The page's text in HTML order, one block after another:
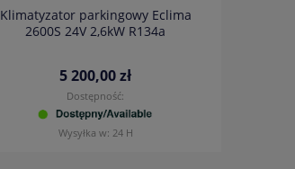
Klimatyzator parkingowy Eclima
2600S 24V 2,6kW R134a
5 200,00 zł
Dostępność:
Wysyłka w: 24 H